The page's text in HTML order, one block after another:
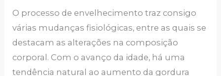
O processo de envelhecimento traz consigo
várias mudanças fisiológicas, entre as quais se
destacam as alterações na composição
corporal. Com o avanço da idade, há uma
tendência natural ao aumento da gordura